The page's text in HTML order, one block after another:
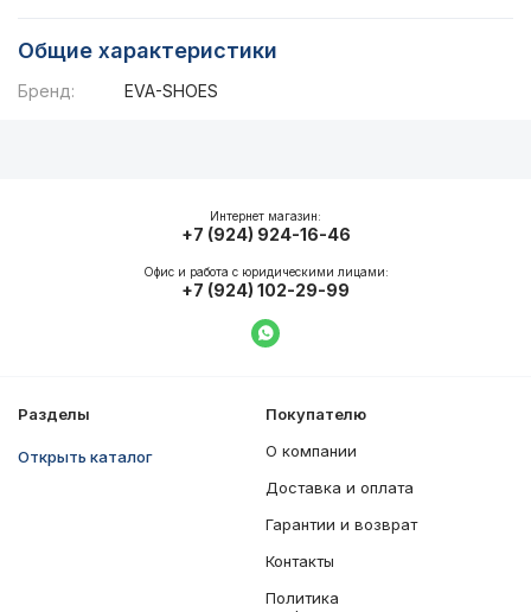
Общие характеристики
Бренд: EVA-SHOES
Разделы
Открыть каталог
Покупателю
О компании
Доставка и оплата
Гарантии и возврат
Контакты
Политика
Интернет магазин:
+7 (924) 924-16-46
Офис и работа с юридическими лицами:
+7 (924) 102-29-99
Написать в WhatsApp